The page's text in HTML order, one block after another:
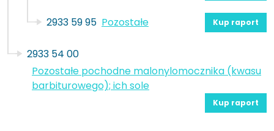
2933 59 95 Pozostałe Kup raport
2933 54 00
Pozostałe pochodne malonylomocznika (kwasu
barbiturowego); ich sole
Kup raport